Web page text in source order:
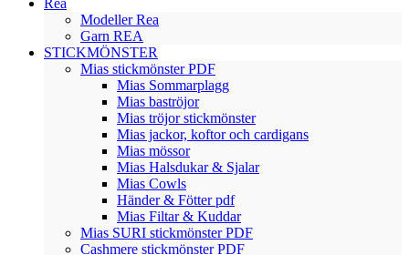
Rea
Modeller Rea
Garn REA
STICKMÖNSTER
Mias stickmönster PDF
Mias Sommarplagg
Mias baströjor
Mias tröjor stickmönster
Mias jackor, koftor och cardigans
Mias mössor
Mias Halsdukar & Sjalar
Mias Cowls
Händer & Fötter pdf
Mias Filtar & Kuddar
Mias SURI stickmönster PDF
Cashmere stickmönster PDF